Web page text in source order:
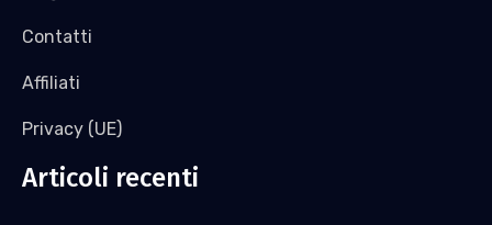
Contatti
Affiliati
Privacy (UE)
Articoli recenti